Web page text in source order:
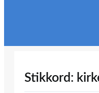
Stikkord: